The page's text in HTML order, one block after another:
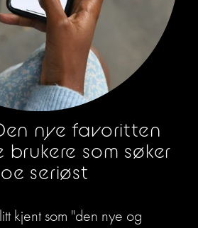
nye favoritten
som søker
seriøst
kjent som "den nye og